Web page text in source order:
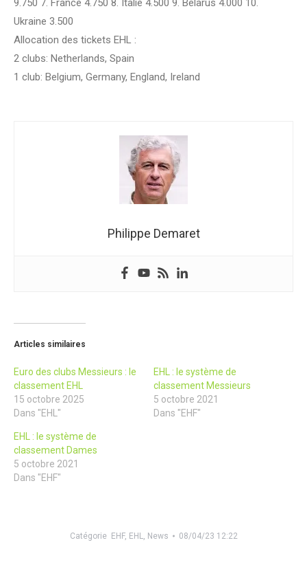
9.750 7. France 4.750 8. Italie 4.500 9. Belarus 4.000 10.
Ukraine 3.500
Allocation des tickets EHL :
2 clubs: Netherlands, Spain
1 club: Belgium, Germany, England, Ireland
Philippe Demaret
Articles similaires
Euro des clubs Messieurs : le
classement EHL
15 octobre 2025
Dans "EHL"
EHL : le système de
classement Messieurs
5 octobre 2021
Dans "EHF"
EHL : le système de
classement Dames
5 octobre 2021
Dans "EHF"
Catégorie EHF, EHL News 08/04/23 12:22